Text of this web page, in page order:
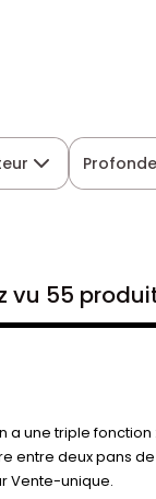
vu 55
une triple
deux pans
Vente-unique.